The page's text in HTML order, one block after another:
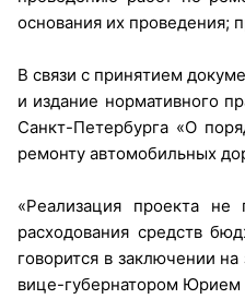
основания их проведения;
В связи с принятием
и издание нормативного
Санкт-Петербурга «О
ремонту автомобильных
«Реализация проекта не
расходования средств
говорится в заключении
вице-губернатором